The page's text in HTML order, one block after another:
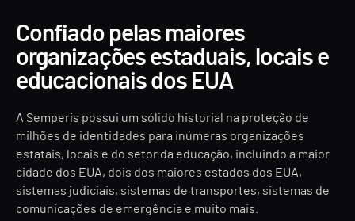
Confiado pelas maiores
organizações estaduais, locais e
educacionais dos EUA
A Semperis possui um sólido historial na proteção de
milhões de identidades para inúmeras organizações
estatais, locais e do setor da educação, incluindo a maior
cidade dos EUA, dois dos maiores estados dos EUA,
sistemas judiciais, sistemas de transportes, sistemas de
comunicações de emergência e muito mais.